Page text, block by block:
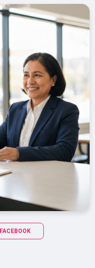
FACEBOOK